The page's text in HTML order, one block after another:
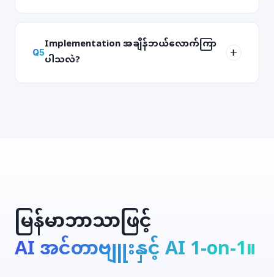
Q5Implementation အချိန်ဘယ်လောက်ကြာ
ပါသလဲ?
မြန်မာဘာသာဖြင့်
AI အင်တာဗျူးနှင့် AI 1-on-1။